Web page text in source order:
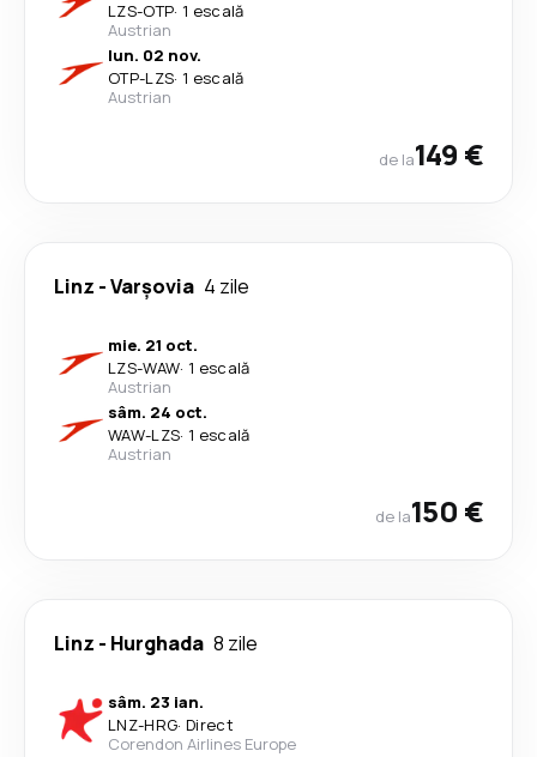
LZS-OTP· 1 escală
Austrian
lun. 02 nov.
OTP-LZS· 1 escală
Austrian
de la149 €
Linz -Varşovia 4 zile
mie. 21 oct.
LZS-WAW· 1 escală
Austrian
sâm. 24 oct.
WAW-LZS· 1 escală
Austrian
de la150 €
Linz - Hurghada 8 zile
sâm. 23 ian.
LNZ-HRG· Direct
Corendon Airlines Europe